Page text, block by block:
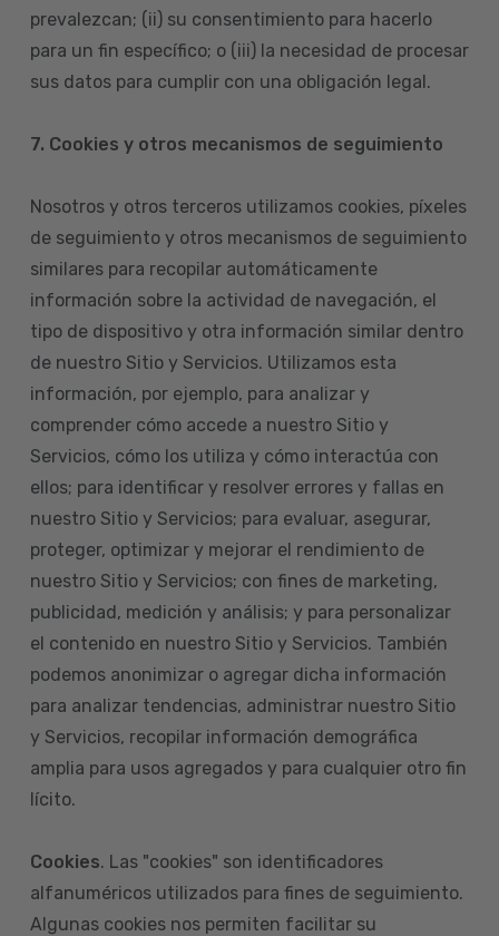
prevalezcan; (ii) su consentimiento para hacerlo
para un fin específico; o (iii) la necesidad de procesar
sus datos para cumplir con una obligación legal.
7. Cookies y otros mecanismos de seguimiento
Nosotros y otros terceros utilizamos cookies, píxeles
de seguimiento y otros mecanismos de seguimiento
similares para recopilar automáticamente
información sobre la actividad de navegación, el
tipo de dispositivo y otra información similar dentro
de nuestro Sitio y Servicios. Utilizamos esta
información, por ejemplo, para analizar y
comprender cómo accede a nuestro Sitio y
Servicios, cómo los utiliza y cómo interactúa con
ellos; para identificar y resolver errores y fallas en
nuestro Sitio y Servicios; para evaluar, asegurar,
proteger, optimizar y mejorar el rendimiento de
nuestro Sitio y Servicios; con fines de marketing,
publicidad, medición y análisis; y para personalizar
el contenido en nuestro Sitio y Servicios. También
podemos anonimizar o agregar dicha información
para analizar tendencias, administrar nuestro Sitio
y Servicios, recopilar información demográfica
amplia para usos agregados y para cualquier otro fin
lícito.
Cookies. Las "cookies" son identificadores
alfanuméricos utilizados para fines de seguimiento.
Algunas cookies nos permiten facilitar su